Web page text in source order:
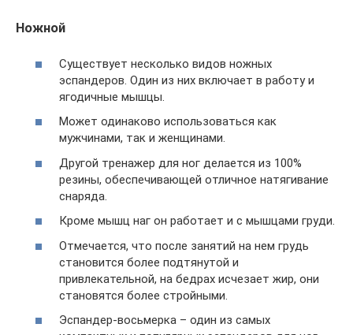
Ножной
Существует несколько видов ножных
эспандеров. Один из них включает в работу и
ягодичные мышцы.
Может одинаково использоваться как
мужчинами, так и женщинами.
Другой тренажер для ног делается из 100%
резины, обеспечивающей отличное натягивание
снаряда.
Кроме мышц наг он работает и с мышцами груди.
Отмечается, что после занятий на нем грудь
становится более подтянутой и
привлекательной, на бедрах исчезает жир, они
становятся более стройными.
Эспандер-восьмерка – один из самых